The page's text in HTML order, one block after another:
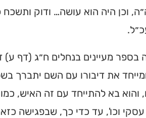
וכן היה הוא עושה… ודוק ותשכח
בספר מעיינים בנחלים ח״ג (דף
ומייחד את דיבורו עם השם יתברך
והוא בא להתייחד עם זה האיש,
וכו', עד כדי כך, שבפגישה